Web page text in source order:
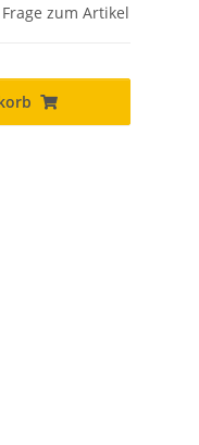
Frage zum Artikel